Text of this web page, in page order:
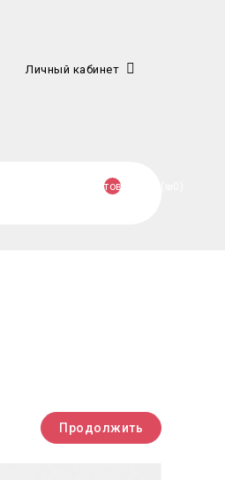
Личный кабинет
товаров 0 (₪0)
Продолжить